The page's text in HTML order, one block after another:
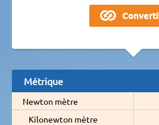
Métrique
Newton mètre
Kilonewton mètre